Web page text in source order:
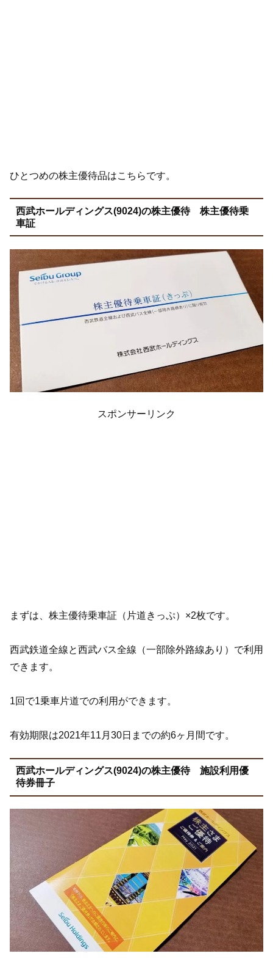
ひとつめの株主優待品はこちらです。
西武ホールディングス(9024)の株主優待 株主優待乗
車証
スポンサーリンク
まずは、株主優待乗車証（片道きっぷ）×2枚です。
西武鉄道全線と西武バス全線（一部除外路線あり）で利用
できます。
1回で1乗車片道での利用ができます。
有効期限は2021年11月30日までの約6ヶ月間です。
西武ホールディングス(9024)の株主優待 施設利用優
待券冊子